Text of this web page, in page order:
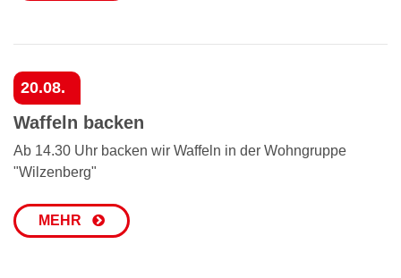
20.08.
Waffeln backen
Ab 14.30 Uhr backen wir Waffeln in der Wohngruppe
"Wilzenberg"
MEHR